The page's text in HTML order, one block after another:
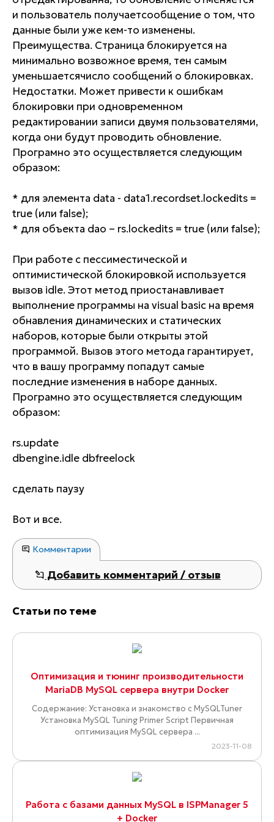
и пользователь получаетсообщение о том, что
данные были уже кем-то изменены.
Преимущества. Страница блокируется на
минимально возвожное время, тен самым
уменьшаетсячисло сообщений о блокировках.
Недостатки. Может привести к ошибкам
блокировки при одновременном
редактировании записи двумя пользователями,
когда они будут проводить обновление.
Програмно это осуществляется следующим
образом:
* для элемента data - data1.recordset.lockedits =
true (или false);
* для объекта dao – rs.lockedits = true (или false);
При работе с пессиместической и
оптимистической блокировкой используется
вызов idle. Этот метод приостанавливает
выполнение программы на visual basic на время
обнавления динамических и статических
наборов, которые были открыты этой
программой. Вызов этого метода гарантирует,
что в вашу программу попадут самые
последние изменения в наборе данных.
Програмно это осуществляется следующим
образом:
rs.update
dbengine.idle dbfreelock
сделать паузу
Вот и все.
Комментарии
Добавить комментарий / отзыв
Статьи по теме
Оптимизация и тюнинг производительности
MariaDB MySQL сервера внутри Docker
Содержание: Установка и знакомство с MySQLTuner
Установка MySQL Tuning Primer Script Первичная
оптимизация MySQL сервера ...
2023-11-08
Работа с базами данных MySQL в ISPManager 5
+ Docker